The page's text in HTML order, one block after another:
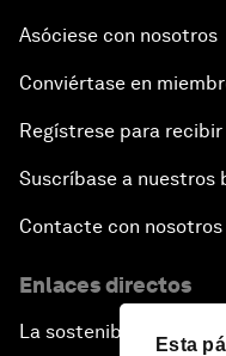
Esta
Asóciese con nosotros
Conviértase en
Regístrese para
Suscríbase a nuestros
Contacte con nosotros
Enlaces directos
La sostenibilidad en el